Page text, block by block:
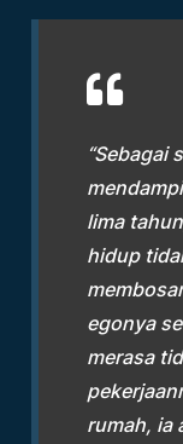
“Sebagai
lima
hidup
egonya
merasa
rumah, ia